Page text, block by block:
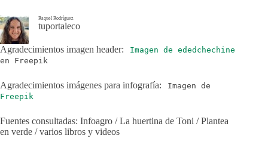
Raquel Rodríguez
tuportaleco
Agradecimientos imagen header:
Imagen de ededchechine
en Freepik
Agradecimientos imágenes para infografía:
Imagen de
Freepik
Fuentes consultadas: Infoagro / La huertina de Toni / Plantea
en verde / varios libros y videos